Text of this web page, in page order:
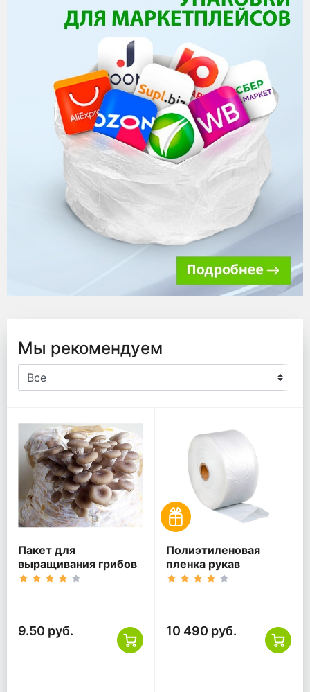
Мы рекомендуем
Пакет для
выращивания грибов
9.50 руб.
Полиэтиленовая
пленка рукав
10 490 руб.